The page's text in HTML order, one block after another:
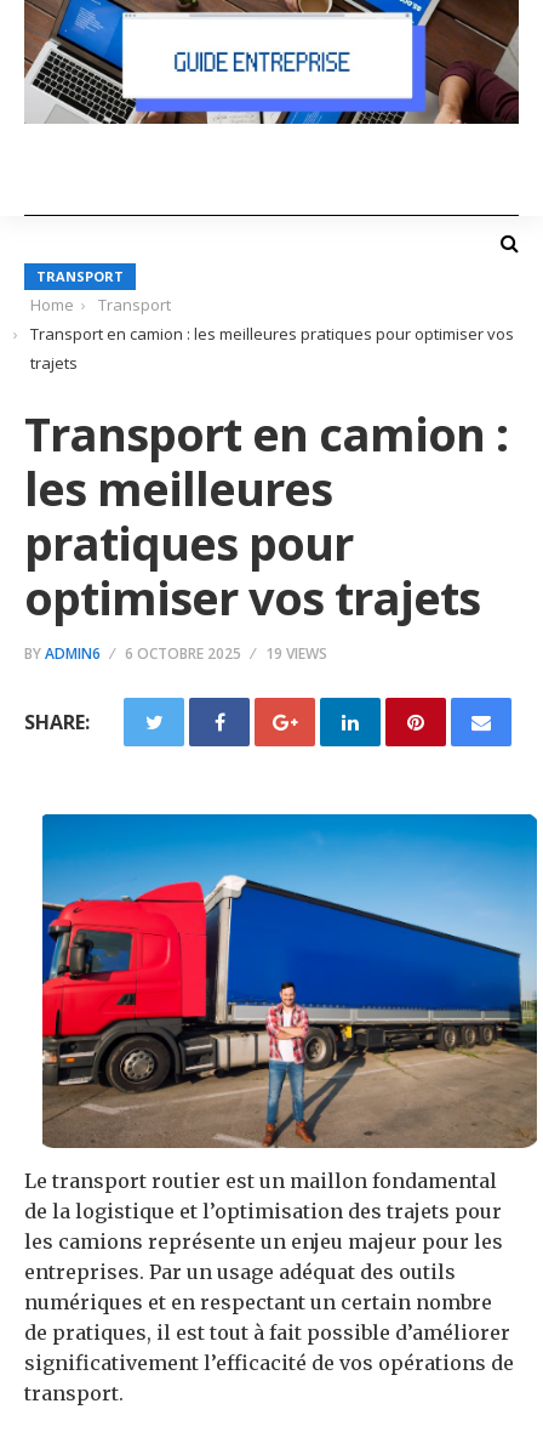
TRANSPORT
Home
Transport
Transport en camion : les meilleures pratiques pour optimiser vos
trajets
Transport en camion :
les meilleures
pratiques pour
optimiser vos trajets
BYADMIN6 6 OCTOBRE 2025 19 VIEWS
SHARE:
Le transport routier est un maillon fondamental
de la logistique et l’optimisation des trajets pour
les camions représente un enjeu majeur pour les
entreprises. Par un usage adéquat des outils
numériques et en respectant un certain nombre
de pratiques, il est tout à fait possible d’améliorer
significativement l’efficacité de vos opérations de
transport.